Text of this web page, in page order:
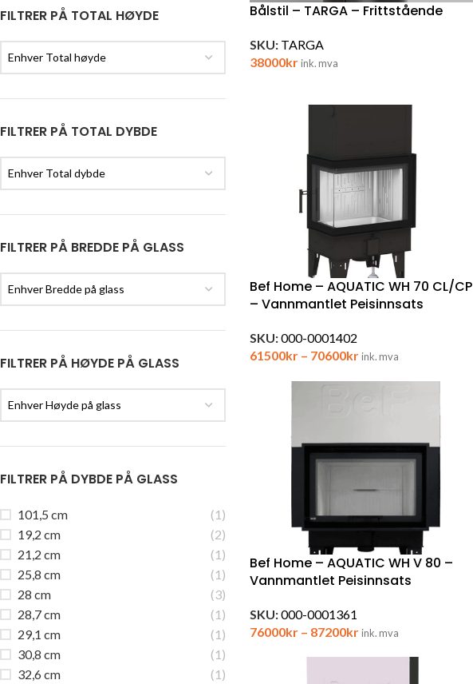
FILTRER PÅ TOTAL HØYDE
Enhver Total høyde
FILTRER PÅ TOTAL DYBDE
Enhver Total dybde
FILTRER PÅ BREDDE PÅ GLASS
Enhver Bredde på glass
FILTRER PÅ HØYDE PÅ GLASS
Enhver Høyde på glass
FILTRER PÅ DYBDE PÅ GLASS
101,5 cm
(1)
19,2 cm
(2)
21,2 cm
(1)
25,8 cm
(1)
28 cm
(3)
28,7 cm
(1)
29,1 cm
(1)
30,8 cm
(1)
32,6 cm
(1)
Bålstil – TARGA – Frittstående
SKU: TARGA
38000krink. mva
Bef Home – AQUATIC WH 70 CL/CP
– Vannmantlet Peisinnsats
SKU:000-0001402
61500kr – 70600krink. mva
Bef Home – AQUATIC WH V 80 –
Vannmantlet Peisinnsats
SKU:000-0001361
76000kr – 87200krink. mva